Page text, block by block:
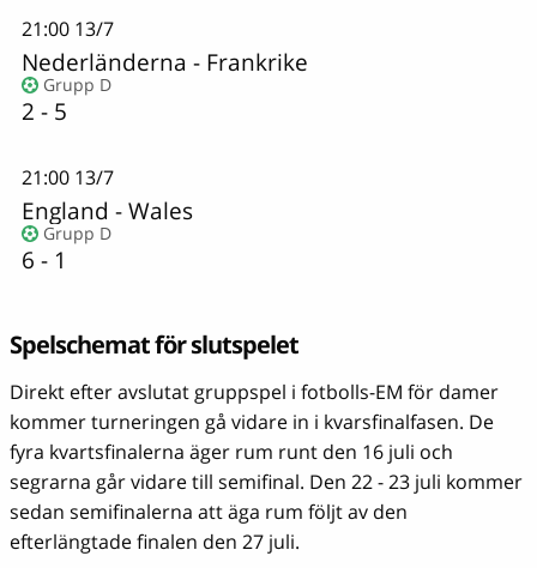
21:00 13/7
Nederländerna - Frankrike
Grupp D
2 - 5
21:00 13/7
England -Wales
Grupp D
6 - 1
Spelschemat för slutspelet
Direkt efter avslutat gruppspel i fotbolls-EM för damer
kommer turneringen gå vidare in i kvarsfinalfasen. De
fyra kvartsfinalerna äger rum runt den 16 juli och
segrarna går vidare till semifinal. Den 22 - 23 juli kommer
sedan semifinalerna att äga rum följt av den
efterlängtade finalen den 27 juli.